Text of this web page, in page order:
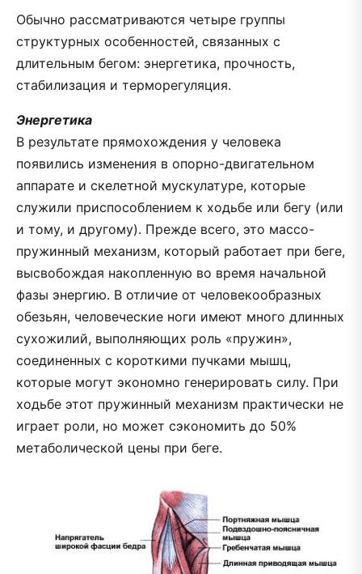
Обычно рассматриваются четыре группы
структурных особенностей, связанных с
длительным бегом: энергетика, прочность,
стабилизация и терморегуляция.
Энергетика
В результате прямохождения у человека
появились изменения в опорно-двигательном
аппарате и скелетной мускулатуре, которые
служили приспособлением к ходьбе или бегу (или
и тому, и другому). Прежде всего, это массо-
пружинный механизм, который работает при беге,
высвобождая накопленную во время начальной
фазы энергию. В отличие от человекообразных
обезьян, человеческие ноги имеют много длинных
сухожилий, выполняющих роль «пружин»,
соединенных с короткими пучками мышц,
которые могут экономно генерировать силу. При
ходьбе этот пружинный механизм практически не
играет роли, но может сэкономить до 50%
метаболической цены при беге.